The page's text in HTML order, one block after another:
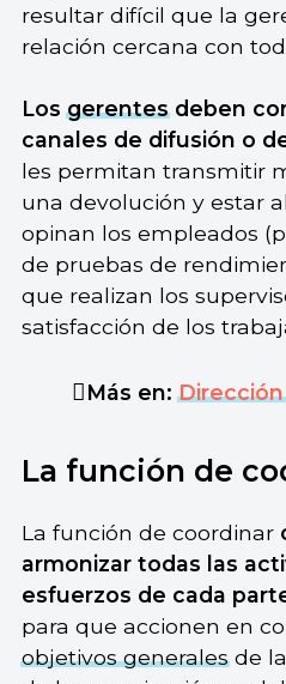
resultar difícil que la
relación cercana con
Losgerentesdeben
canales de difusión o
les permitan transmitir
una devolución y estar
opinan los empleados
de pruebas de
que realizan los
satisfacción de los
Más en:
La función de
La función de coordinar
armonizar todas las
esfuerzos de cada
para que accionen en
objetivos generalesde la